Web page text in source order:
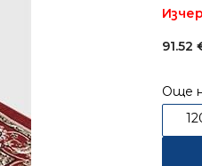
91.52
Още